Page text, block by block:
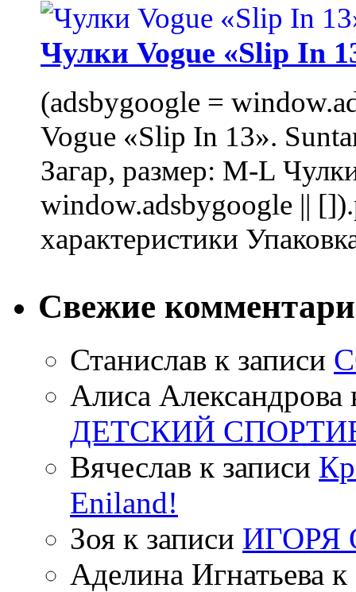
Чулки Vogue «Slip In
(adsbygoogle =
Vogue «Slip In 13».
Загар, размер: M-L
window.adsbygoogle ||
характеристики
Свежие
Станислав к записи
Алиса Александрова
ДЕТСКИЙ
Вячеслав к записи
Eniland!
Зоя к записи ИГОРЯ
Аделина Игнатьева к